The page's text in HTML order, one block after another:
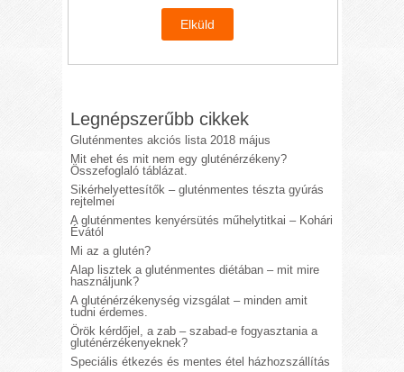
Legnépszerűbb cikkek
Gluténmentes akciós lista 2018 május
Mit ehet és mit nem egy gluténérzékeny?
Összefoglaló táblázat.
Sikérhelyettesítők – gluténmentes tészta gyúrás
rejtelmei
A gluténmentes kenyérsütés műhelytitkai – Kohári
Évától
Mi az a glutén?
Alap lisztek a gluténmentes diétában – mit mire
használjunk?
A gluténérzékenység vizsgálat – minden amit
tudni érdemes.
Örök kérdőjel, a zab – szabad-e fogyasztania a
gluténérzékenyeknek?
Speciális étkezés és mentes étel házhozszállítás